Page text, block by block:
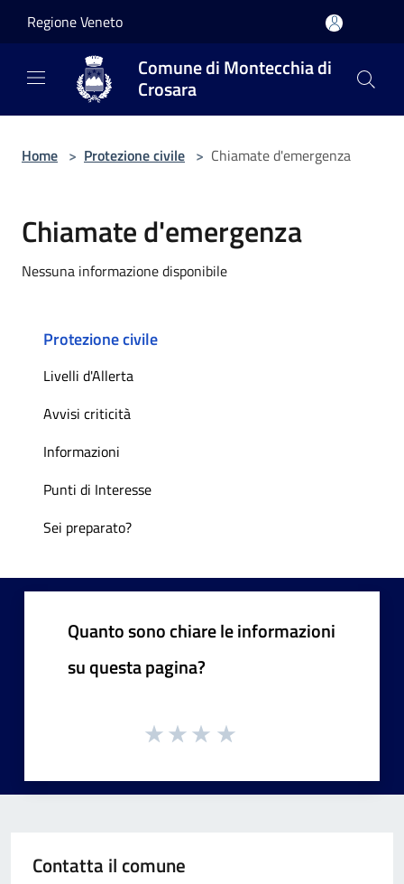
Regione Veneto
Comune di Montecchia di
Crosara
Home > Protezione civile > Chiamate d'emergenza
Chiamate d'emergenza
Nessuna informazione disponibile
Protezione civile
Livelli d'Allerta
Avvisi criticità
Informazioni
Punti di Interesse
Sei preparato?
Quanto sono chiare le informazioni
su questa pagina?
Contatta il comune